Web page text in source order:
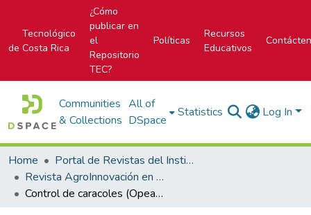
Tecnológico
de Costa Rica
¿Cómo
publicar en
el
Repositorio
TEC?
Políticas
Recursos
Educativos
Communities
& Collections
All of
DSpace
Statistics Log In
Home
Portal de Revistas del Instituto Tecnológico de Costa Rica
Revista AgroInnovación en el trópico húmedo
Control de caracoles (Opeas pumilum y Cecillioides aperta) en piña (Ananas comosus. var. comosus) MD-2 en San Carlos, Costa Rica